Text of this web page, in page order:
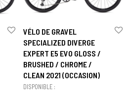
VÉLO DE GRAVEL
SPECIALIZED DIVERGE
EXPERT E5 EVO GLOSS /
BRUSHED / CHROME /
CLEAN 2021 (OCCASION)
DISPONIBLE :